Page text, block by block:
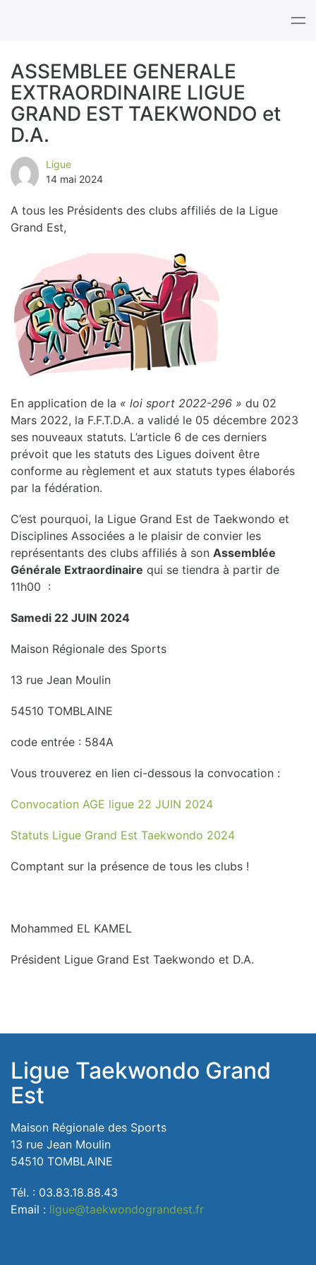
B
l
o
g
ASSEMBLEE GENERALE
EXTRAORDINAIRE LIGUE
GRAND EST TAEKWONDO et
D.A.
Ligue
14 mai 2024
A tous les Présidents des clubs affiliés de la Ligue
Grand Est,
En application de la « loi sport 2022-296 » du 02
Mars 2022, la F.F.T.D.A. a validé le 05 décembre 2023
ses nouveaux statuts. L’article 6 de ces derniers
prévoit que les statuts des Ligues doivent être
conforme au règlement et aux statuts types élaborés
par la fédération.
C’est pourquoi, la Ligue Grand Est de Taekwondo et
Disciplines Associées a le plaisir de convier les
représentants des clubs affiliés à son Assemblée
Générale Extraordinaire qui se tiendra à partir de
11h00 :
Samedi 22 JUIN 2024
Maison Régionale des Sports
13 rue Jean Moulin
54510 TOMBLAINE
code entrée : 584A
Vous trouverez en lien ci-dessous la convocation :
Convocation AGE ligue 22 JUIN 2024
Statuts Ligue Grand Est Taekwondo 2024
Comptant sur la présence de tous les clubs !
Mohammed EL KAMEL
Président Ligue Grand Est Taekwondo et D.A.
Ligue Taekwondo Grand
Est
Maison Régionale des Sports
13 rue Jean Moulin
54510 TOMBLAINE
Tél. : 03.83.18.88.43
Email : ligue@taekwondograndest.fr